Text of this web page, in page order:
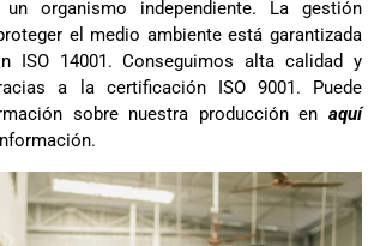
organismo independiente. La gestión
el medio ambiente está garantizada
ISO 14001. Conseguimos alta calidad y
a la certificación ISO 9001. Puede
sobre nuestra producción en aquí